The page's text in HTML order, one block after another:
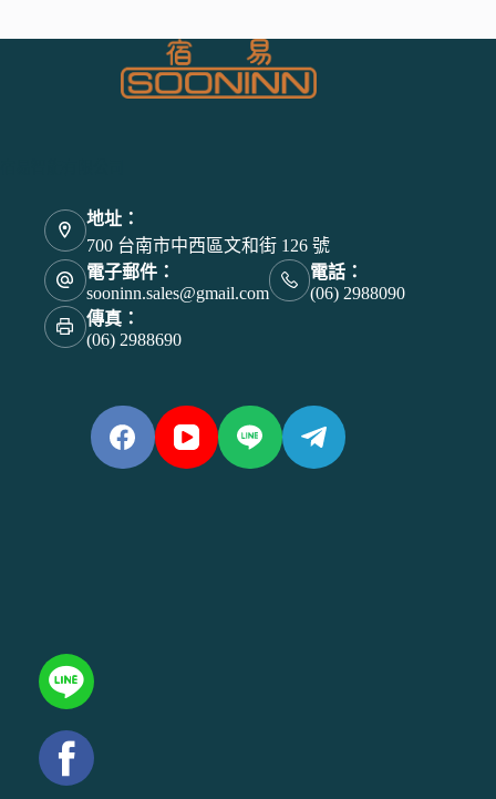
地址：
700 台南市中西區文和街 126 號
電子郵件：
sooninn.sales@gmail.com
電話：
(06) 2988090
傳真：
(06) 2988690